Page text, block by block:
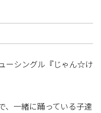
ーシングル『じゃん☆け
、一緒に踊っている子達